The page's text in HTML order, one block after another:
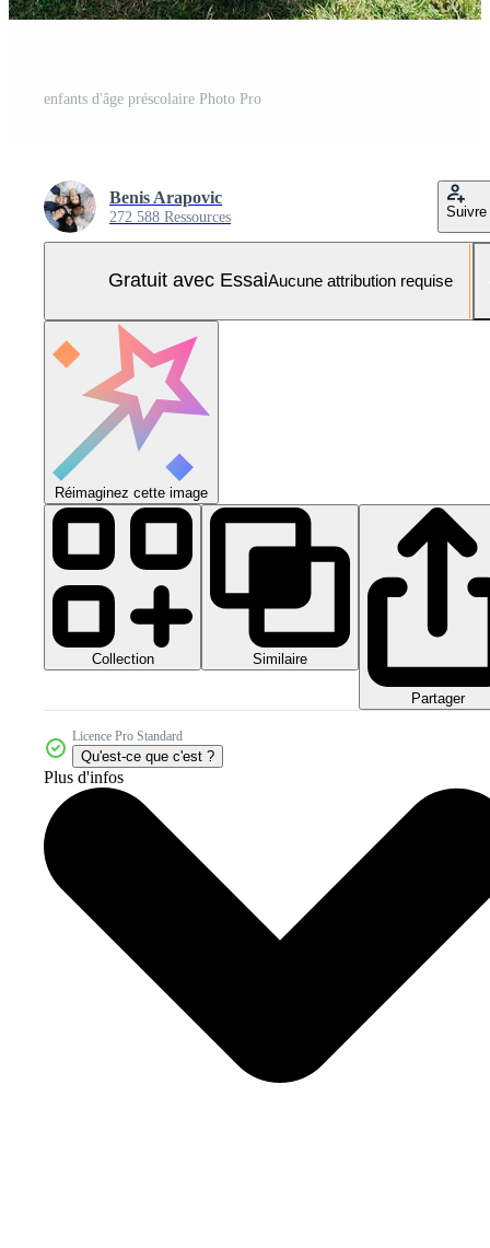
enfants d'âge préscolaire Photo Pro
Benis Arapovic
272 588 Ressources Suivre
Gratuit avec EssaiAucune attribution requise
Réimaginez cette image
Collection Similaire
Partager
Licence Pro Standard
Qu'est-ce que c'est ?
Plus d'infos